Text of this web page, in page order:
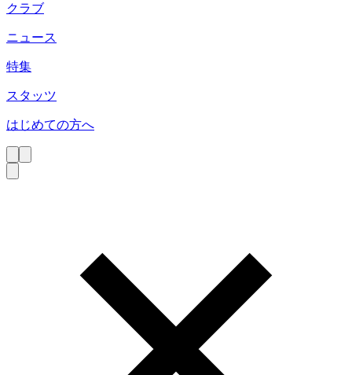
クラブ
ニュース
特集
スタッツ
はじめての方へ